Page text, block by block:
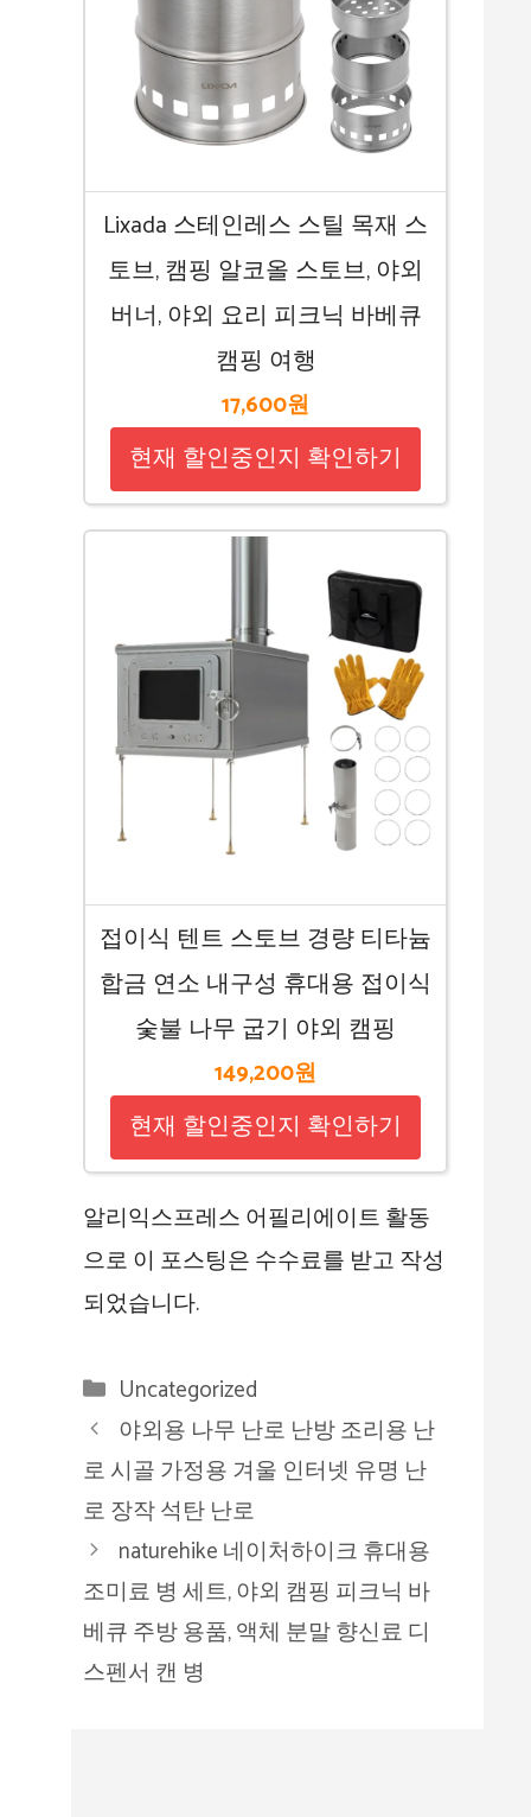
Lixada 스테인레스 스틸 목재 스
토브, 캠핑 알코올 스토브, 야외
버너, 야외 요리 피크닉 바베큐
캠핑 여행
17,600원
현재 할인중인지 확인하기
접이식 텐트 스토브 경량 티타늄
합금 연소 내구성 휴대용 접이식
숯불 나무 굽기 야외 캠핑
149,200원
현재 할인중인지 확인하기
알리익스프레스 어필리에이트 활동
으로 이 포스팅은 수수료를 받고 작성
되었습니다.
카
테
고
리
Uncategorized
야외용 나무 난로 난방 조리용 난
로 시골 가정용 겨울 인터넷 유명 난
로 장작 석탄 난로
naturehike 네이처하이크 휴대용
조미료 병 세트, 야외 캠핑 피크닉 바
베큐 주방 용품, 액체 분말 향신료 디
스펜서 캔 병